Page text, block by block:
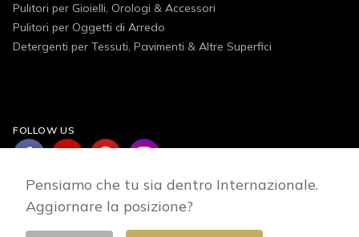
Pulitori per Gioielli, Orologi & Accessori
Pulitori per Oggetti di Arredo
Detergenti per Tessuti, Pavimenti & Altre Superfici
FOLLOW US
Pensiamo che tu sia dentro Internazionale.
Aggiornare la posizione?